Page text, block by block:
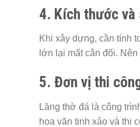
4. Kích thước
Khi xây dựng, cần tính
lớn lại mất cân đối.
5. Đơn vị thi
Lăng thờ đá là công
hoa văn tinh xảo và thi